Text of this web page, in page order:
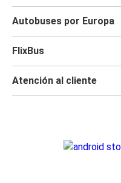
Autobuses por Europa
FlixBus
Atención al cliente